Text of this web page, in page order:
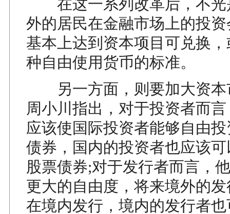
在这一系列改革后，不光
外的居民在金融市场上的投
基本上达到资本项目可兑换
种自由使用货币的标准。
另一方面，则要加大资本
周小川指出，对于投资者而
应该使国际投资者能够自由
债券，国内的投资者也应该
股票债券;对于发行者而言，
更大的自由度，将来境外的
在境内发行，境内的发行者